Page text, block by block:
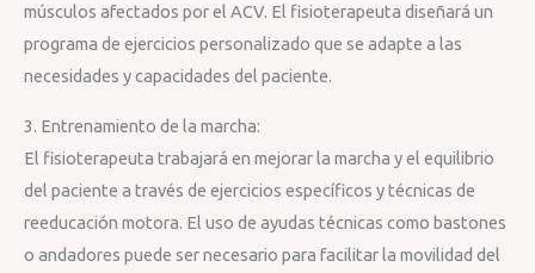
músculos afectados por el ACV. El fisioterapeuta diseñará un
programa de ejercicios personalizado que se adapte a las
necesidades y capacidades del paciente.
3. Entrenamiento de la marcha:
El fisioterapeuta trabajará en mejorar la marcha y el equilibrio
del paciente a través de ejercicios específicos y técnicas de
reeducación motora. El uso de ayudas técnicas como bastones
o andadores puede ser necesario para facilitar la movilidad del